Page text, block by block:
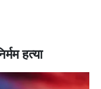
हत्या